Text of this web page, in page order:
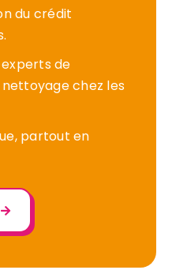
du crédit
de
chez les
partout en